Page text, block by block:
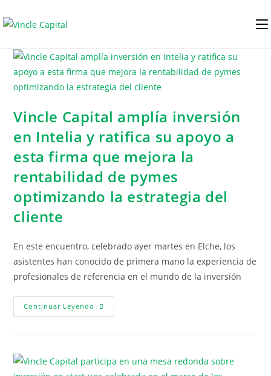
Vincle Capital amplía inversión
en Intelia y ratifica su apoyo a
esta firma que mejora la
rentabilidad de pymes
optimizando la estrategia del
cliente
En este encuentro, celebrado ayer martes en Elche, los
asistentes han conocido de primera mano la experiencia de
profesionales de referencia en el mundo de la inversión
Continuar Leyendo